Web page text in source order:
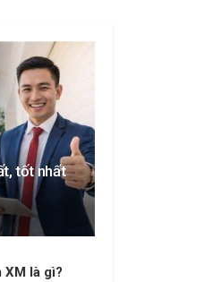
tốt nhất
XM là gì?